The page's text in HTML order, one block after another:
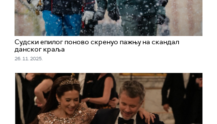
Судски епилог поново скренуо пажњу на скандал
данског краља
26. 11. 2025.